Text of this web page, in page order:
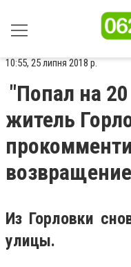
10:55, 25 липня 2018 р.
"Попал на
житель
Из Горловки
улицы.